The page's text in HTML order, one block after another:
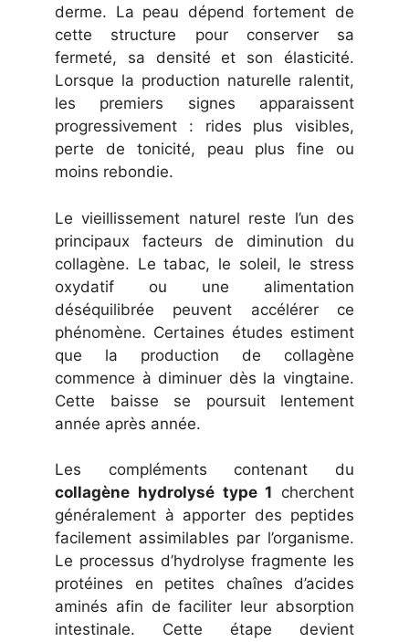
derme. La peau dépend fortement de
cette structure pour conserver sa
fermeté, sa densité et son élasticité.
Lorsque la production naturelle ralentit,
les premiers signes apparaissent
progressivement : rides plus visibles,
perte de tonicité, peau plus fine ou
moins rebondie.
Le vieillissement naturel reste l’un des
principaux facteurs de diminution du
collagène. Le tabac, le soleil, le stress
oxydatif ou une alimentation
déséquilibrée peuvent accélérer ce
phénomène. Certaines études estiment
que la production de collagène
commence à diminuer dès la vingtaine.
Cette baisse se poursuit lentement
année après année.
Les compléments contenant du
collagène hydrolysé type 1 cherchent
généralement à apporter des peptides
facilement assimilables par l’organisme.
Le processus d’hydrolyse fragmente les
protéines en petites chaînes d’acides
aminés afin de faciliter leur absorption
intestinale. Cette étape devient